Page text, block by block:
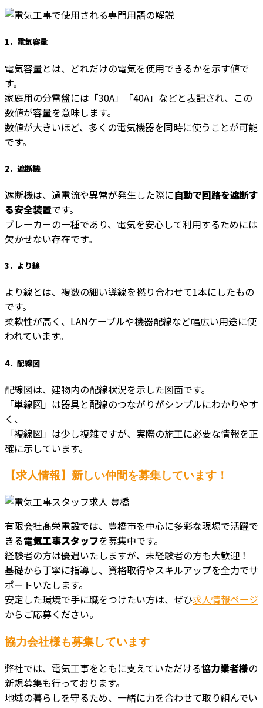
1．電気容量
電気容量とは、どれだけの電気を使用できるかを示す値で
す。
家庭用の分電盤には「30A」「40A」などと表記され、この
数値が容量を意味します。
数値が大きいほど、多くの電気機器を同時に使うことが可能
です。
2．遮断機
遮断機は、過電流や異常が発生した際に自動で回路を遮断す
る安全装置です。
ブレーカーの一種であり、電気を安心して利用するためには
欠かせない存在です。
3．より線
より線とは、複数の細い導線を撚り合わせて1本にしたもの
です。
柔軟性が高く、LANケーブルや機器配線など幅広い用途に使
われています。
4．配線図
配線図は、建物内の配線状況を示した図面です。
「単線図」は器具と配線のつながりがシンプルにわかりやす
く、
「複線図」は少し複雑ですが、実際の施工に必要な情報を正
確に示しています。
【求人情報】新しい仲間を募集しています！
有限会社髙栄電設では、豊橋市を中心に多彩な現場で活躍で
きる電気工事スタッフを募集中です。
経験者の方は優遇いたしますが、未経験者の方も大歓迎！
基礎から丁寧に指導し、資格取得やスキルアップを全力でサ
ポートいたします。
安定した環境で手に職をつけたい方は、ぜひ求人情報ページ
からご応募ください。
協力会社様も募集しています
弊社では、電気工事をともに支えていただける協力業者様の
新規募集も行っております。
地域の暮らしを守るため、一緒に力を合わせて取り組んでい